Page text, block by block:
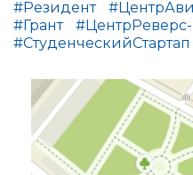
#Резидент
#Грант
#СтуденческийСтартап